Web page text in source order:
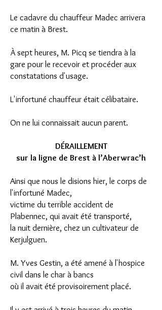
Le cadavre du chauffeur Madec arrivera
ce matin à Brest.
À sept heures, M. Picq se tiendra à la
gare pour le recevoir et procéder aux
constatations d'usage.
L'infortuné chauffeur était célibataire.
On ne lui connaissait aucun parent.
DÉRAILLEMENT
sur la ligne de Brest à l’Aberwrac’h
Ainsi que nous le disions hier, le corps de
l'infortuné Madec,
victime du terrible accident de
Plabennec, qui avait été transporté,
la nuit dernière, chez un cultivateur de
Kerjulguen.
M. Yves Gestin, a été amené à l'hospice
civil dans le char à bancs
où il avait été provisoirement placé.